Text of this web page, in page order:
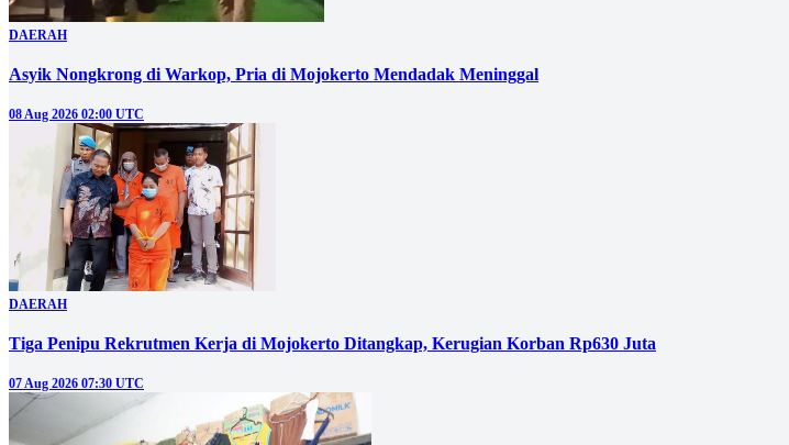
DAERAH
Asyik Nongkrong di Warkop, Pria di Mojokerto Mendadak Meninggal
08 Aug 2026 02:00 UTC
DAERAH
Tiga Penipu Rekrutmen Kerja di Mojokerto Ditangkap, Kerugian Korban Rp630 Juta
07 Aug 2026 07:30 UTC